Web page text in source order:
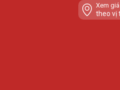
Xem giá
theo vị